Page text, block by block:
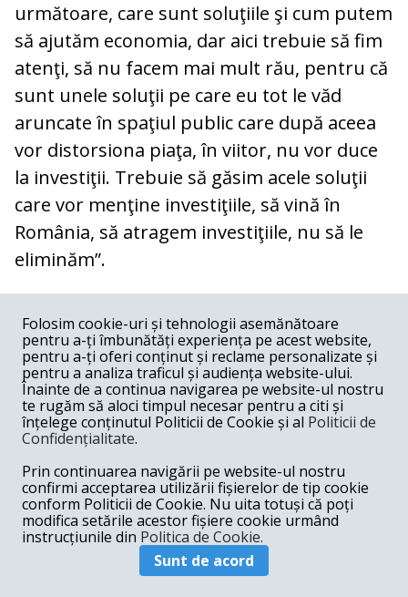
următoare, care sunt soluţiile şi cum putem
să ajutăm economia, dar aici trebuie să fim
atenţi, să nu facem mai mult rău, pentru că
sunt unele soluţii pe care eu tot le văd
aruncate în spaţiul public care după aceea
vor distorsiona piaţa, în viitor, nu vor duce
la investiţii. Trebuie să găsim acele soluţii
care vor menţine investiţiile, să vină în
România, să atragem investiţiile, nu să le
eliminăm”.
COMENTARII
Nume
Email
Postează comentariu
Folosim cookie-uri și tehnologii asemănătoare
pentru a-ți îmbunătăți experiența pe acest website,
pentru a-ți oferi conținut și reclame personalizate și
pentru a analiza traficul și audiența website-ului.
Înainte de a continua navigarea pe website-ul nostru
te rugăm să aloci timpul necesar pentru a citi și
înțelege conținutul Politicii de Cookie și al Politicii de
Confidențialitate.
Prin continuarea navigării pe website-ul nostru
confirmi acceptarea utilizării fișierelor de tip cookie
conform Politicii de Cookie. Nu uita totuși că poți
modifica setările acestor fișiere cookie urmând
instrucțiunile din Politica de Cookie.
Sunt de acord